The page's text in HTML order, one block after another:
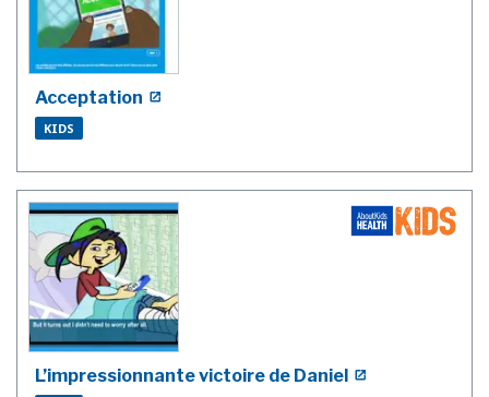
Acceptation
KIDS
L’impressionnante victoire de Daniel